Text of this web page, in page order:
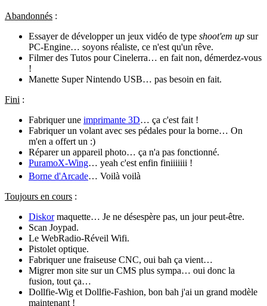
Abandonnés :
Essayer de développer un jeux vidéo de type shoot'em up sur
PC-Engine… soyons réaliste, ce n'est qu'un rêve.
Filmer des Tutos pour Cinelerra… en fait non, démerdez-vous
!
Manette Super Nintendo USB… pas besoin en fait.
Fini :
Fabriquer une imprimante 3D… ça c'est fait !
Fabriquer un volant avec ses pédales pour la borne… On
m'en a offert un :)
Réparer un appareil photo… ça n'a pas fonctionné.
PuramoX-Wing… yeah c'est enfin finiiiiiii !
Borne d'Arcade… Voilà voilà
Toujours en cours :
Diskormaquette… Je ne désespère pas, un jour peut-être.
Scan Joypad.
Le WebRadio-Réveil Wifi.
Pistolet optique.
Fabriquer une fraiseuse CNC, oui bah ça vient…
Migrer mon site sur un CMS plus sympa… oui donc la
fusion, tout ça…
Dollfie-Wig et Dollfie-Fashion, bon bah j'ai un grand modèle
maintenant !